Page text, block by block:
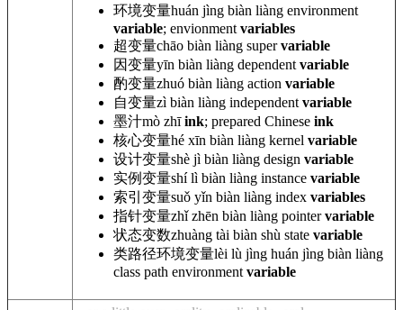
环境变量huán jìng biàn liàng environment
variable; envionment variables
超变量chāo biàn liàng supervariable
因变量yīn biàn liàng dependent variable
酌变量zhuó biàn liàng action variable
自变量zì biàn liàng independent variable
墨汁mò zhīink; prepared Chinese ink
核心变量hé xīn biàn liàng kernel variable
设计变量shè jì biàn liàng design variable
实例变量shí lì biàn liàng instance variable
索引变量suǒ yǐn biàn liàng index variables
指针变量zhǐ zhēn biàn liàng pointervariable
状态变数zhuàng tài biàn shù state variable
类路径环境变量lèi lù jìng huán jìng biàn liàng
class path environment variable